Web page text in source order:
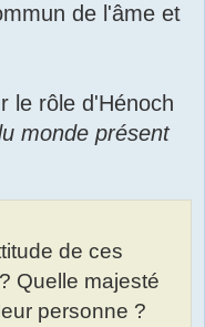
de l'âme et
le rôle d'Hénoch
monde présent
de ces
Quelle majesté
personne ?